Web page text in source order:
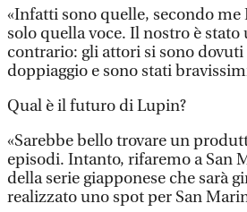
«Infatti sono quelle, secondo me
solo quella voce. Il nostro è stato
contrario: gli attori si sono dovuti
doppiaggio e sono stati
Qual è il futuro di Lupin?
«Sarebbe bello trovare un
episodi. Intanto, rifaremo a San
della serie giapponese che sarà
realizzato uno spot per San